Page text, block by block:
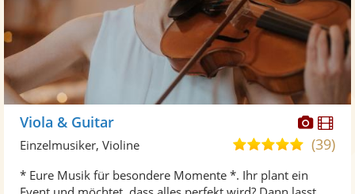
Viola & Guitar
5,0
5
(39)
Einzelmusiker, Violine
* Eure Musik für besondere Momente *. Ihr plant ein